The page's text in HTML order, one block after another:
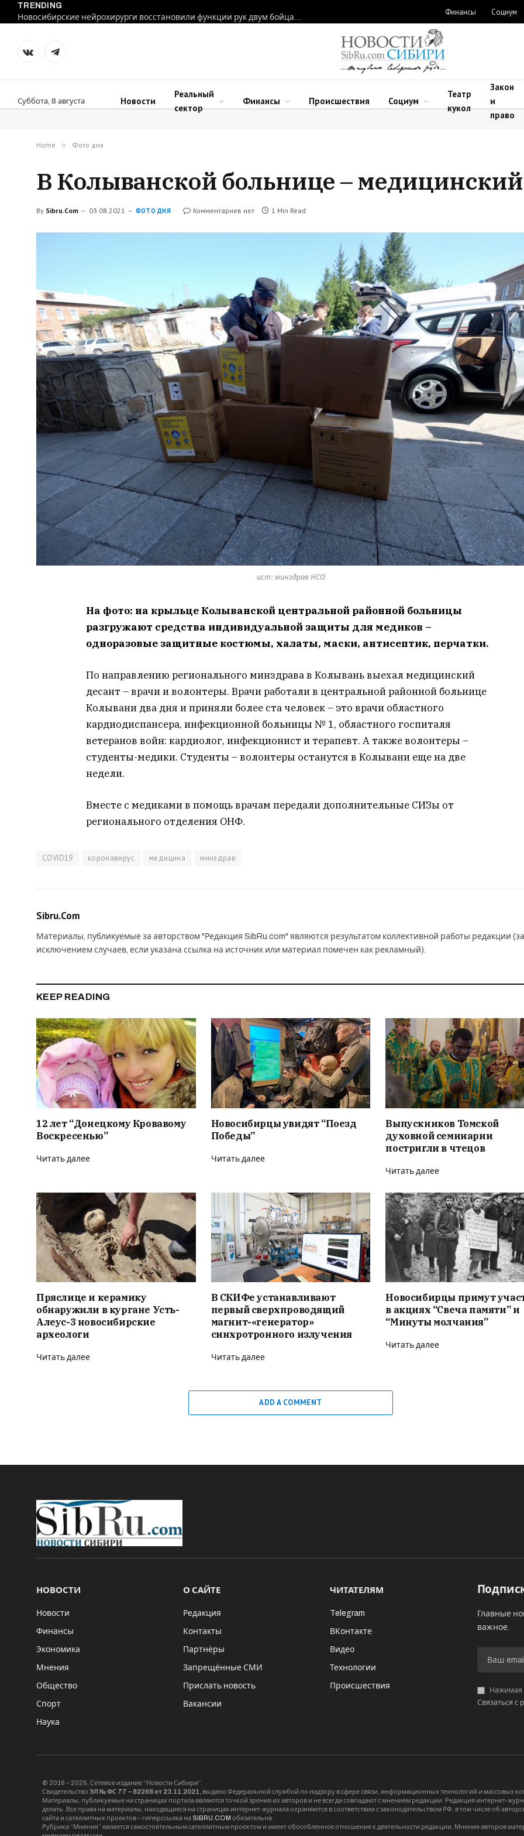
TRENDING
Новосибирские нейрохирурги восстановили функции рук двум бойцам после минно-взрывных травм
Финансы Социум
VKontakteTelegram
Суббота, 8 августа Новости
Реальный
сектор
Финансы Происшествия Социум
Театр
кукол
Закон
и
право
Home » Фото дня
В Колыванской больнице – медицинский
By Sibru.Com 03.08.2021 ФОТО ДНЯ Комментариев нет 1 Min Read
ист: минздрав НСО
На фото: на крыльце Колыванской центральной районной больницы
разгружают средства индивидуальной защиты для медиков –
одноразовые защитные костюмы, халаты, маски, антисептик, перчатки.
По направлению регионального минздрава в Колывань выехал медицинский
десант – врачи и волонтеры. Врачи работали в центральной районной больнице
Колывани два дня и приняли более ста человек – это врачи областного
кардиодиспансера, инфекционной больницы № 1, областного госпиталя
ветеранов войн: кардиолог, инфекционист и терапевт. А также волонтеры –
студенты-медики. Студенты – волонтеры останутся в Колывани еще на две
недели.
Вместе с медиками в помощь врачам передали дополнительные СИЗы от
регионального отделения ОНФ.
COVID19 коронавирус медицина минздрав
Sibru.Com
Материалы, публикуемые за авторством "Редакция SibRu.com" являются результатом коллективной работы редакции (за
исключением случаев, если указана ссылка на источник или материал помечен как рекламный).
KEEP READING
12 лет “Донецкому Кровавому
Воскресенью”
Читать далее
Новосибирцы увидят “Поезд
Победы”
Читать далее
Выпускников Томской
духовной семинарии
постригли в чтецов
Читать далее
Пряслице и керамику
обнаружили в кургане Усть-
Алеус-3 новосибирские
археологи
Читать далее
В СКИФе устанавливают
первый сверхпроводящий
магнит-«генератор»
синхротронного излучения
Читать далее
Новосибирцы примут
в акциях “Свеча памяти” и
“Минуты молчания”
Читать далее
ADD A COMMENT
НОВОСТИ
Новости
Финансы
Экономика
Мнения
Общество
Спорт
Наука
О САЙТЕ
Редакция
Контакты
Партнёры
Запрещённые СМИ
Прислать новость
Вакансии
ЧИТАТЕЛЯМ
Telegram
ВКонтакте
Видео
Технологии
Происшествия
Главные
важное.
Нажимая
Связаться с
© 2016 – 2026, Сетевое издание “Новости Сибири”.
Свидетельство ЭЛ № ФС 77 – 82268 от 23.11.2021, выдано Федеральной службой по надзору в сфере связи, информационных технологий и массовых
Материалы, публикуемые на страницах портала являются точкой зрения их авторов и не всегда совпадают с мнением редакции. Редакция интернет-
делать. Все права на материалы, находящиеся на страницах интернет-журнала охраняются в соответствии с законодательством РФ, в том числе об
сайта и сателлитных проектов – гиперссылка на SIBRU.COM обязательна.
Рубрика “Мнения” является самостоятельным сателлитным проектом и имеет обособленное отношение к деятельности редакции. Мнения авторов